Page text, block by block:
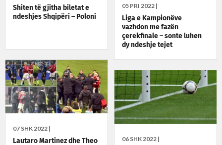
Shiten të gjitha biletat e
ndeshjes Shqipëri – Poloni
05 PRI 2022 |
Liga e Kampionëve
vazhdon me fazën
çerekfinale – sonte luhen
dy ndeshje tejet
07 SHK 2022 |
Lautaro Martinez dhe Theo
06 SHK 2022 |